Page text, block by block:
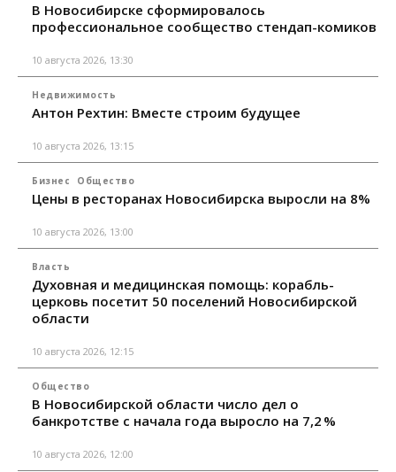
В Новосибирске сформировалось
профессиональное сообщество стендап-комиков
10 августа 2026, 13:30
Недвижимость
Антон Рехтин: Вместе строим будущее
10 августа 2026, 13:15
Бизнес Общество
Цены в ресторанах Новосибирска выросли на 8%
10 августа 2026, 13:00
Власть
Духовная и медицинская помощь: корабль-
церковь посетит 50 поселений Новосибирской
области
10 августа 2026, 12:15
Общество
В Новосибирской области число дел о
банкротстве с начала года выросло на 7,2 %
10 августа 2026, 12:00